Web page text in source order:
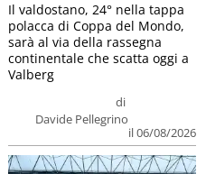
di
Davide Pellegrino
il 06/08/2026
Il valdostano, 24° nella tappa
polacca di Coppa del Mondo,
sarà al via della rassegna
continentale che scatta oggi a
Valberg